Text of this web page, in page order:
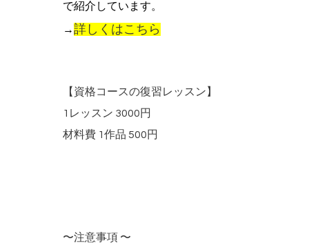
で紹介しています。
→詳しくはこちら
【資格コースの復習レッスン】
1レッスン 3000円
材料費 1作品 500円
〜注意事項 〜